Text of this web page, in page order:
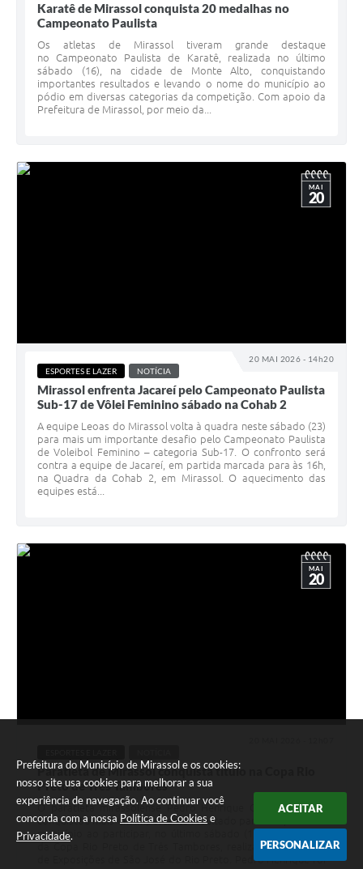
Prefeitura do Município de Mirassol e os cookies:
nosso site usa cookies para melhorar a sua
experiência de navegação. Ao continuar você
concorda com a nossa Política de Cookies e
Privacidade.
ACEITAR
PERSONALIZAR
Karatê de Mirassol conquista 20 medalhas no
Campeonato Paulista
Os atletas de Mirassol tiveram grande destaque
no Campeonato Paulista de Karatê, realizada no último
sábado (16), na cidade de Monte Alto, conquistando
importantes resultados e levando o nome do município ao
pódio em diversas categorias da competição. Com apoio da
Prefeitura de Mirassol, por meio da...
20 MAI 2026 - 14h20
MAI
20
ESPORTES E LAZER NOTÍCIA
Mirassol enfrenta Jacareí pelo Campeonato Paulista
Sub-17 de Vôlei Feminino sábado na Cohab 2
A equipe Leoas do Mirassol volta à quadra neste sábado (23)
para mais um importante desafio pelo Campeonato Paulista
de Voleibol Feminino – categoria Sub-17. O confronto será
contra a equipe de Jacareí, em partida marcada para às 16h,
na Quadra da Cohab 2, em Mirassol. O aquecimento das
equipes está...
MAI
20
Paratleta de Mirassol conquista título na Copa Rio
Preto de Três Tambores
O paratleta mirassolense Pedro Henrique Cumba Sanches
conquistou mais um importante resultado para o esporte do
município ao participar, no último sábado (16), da 2ª etapa
da Copa Rio Preto de Três Tambores, realizada no Recinto
de Exposições de São José do Rio Preto. Pedro Henrique foi